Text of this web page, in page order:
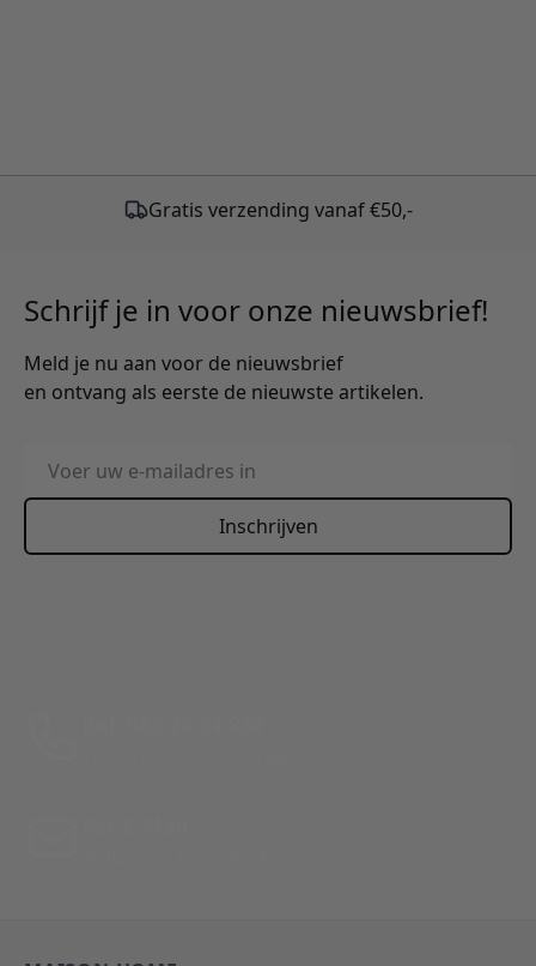
Gratis verzending vanaf €50,-
Schrijf je in voor onze nieuwsbrief!
Meld je nu aan voor de nieuwsbrief
en ontvang als eerste de nieuwste artikelen.
E-mailadres
Inschrijven